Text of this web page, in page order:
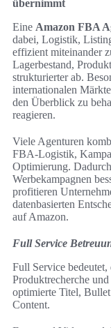
übernimmt
Eine Amazon FBA
dabei, Logistik,
effizient miteinander
Lagerbestand,
strukturierter ab.
internationalen
den Überblick zu
reagieren.
Viele Agenturen
FBA-Logistik,
Optimierung.
Werbekampagnen
profitieren
datenbasierten
auf Amazon.
Full Service
Full Service
Produktrecherche
optimierte Titel,
Content.